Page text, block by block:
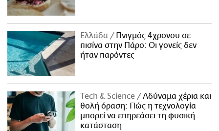
Ελλάδα
Πνιγμός 4χρονου σε
πισίνα στην Πάρο: Οι γονείς δεν
ήταν παρόντες
Τech & Science
Αδύναμα χέρια και
θολή όραση: Πώς η τεχνολογία
μπορεί να επηρεάσει τη φυσική
κατάσταση